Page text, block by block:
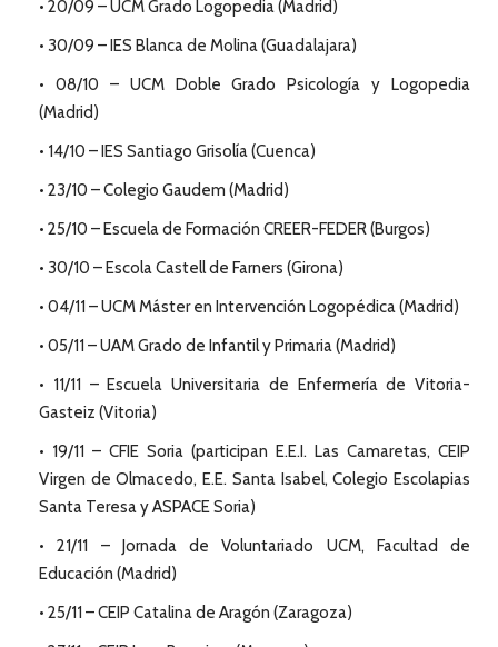
• 20/09 – UCM Grado Logopedia (Madrid)
• 30/09 – IES Blanca de Molina (Guadalajara)
• 08/10 – UCM Doble Grado Psicología y Logopedia
(Madrid)
• 14/10 – IES Santiago Grisolía (Cuenca)
• 23/10 – Colegio Gaudem (Madrid)
• 25/10 – Escuela de Formación CREER-FEDER (Burgos)
• 30/10 – Escola Castell de Farners (Girona)
• 04/11 – UCM Máster en Intervención Logopédica (Madrid)
• 05/11 – UAM Grado de Infantil y Primaria (Madrid)
• 11/11 – Escuela Universitaria de Enfermería de Vitoria-
Gasteiz (Vitoria)
• 19/11 – CFIE Soria (participan E.E.I. Las Camaretas, CEIP
Virgen de Olmacedo, E.E. Santa Isabel, Colegio Escolapias
Santa Teresa y ASPACE Soria)
• 21/11 – Jornada de Voluntariado UCM, Facultad de
Educación (Madrid)
• 25/11 – CEIP Catalina de Aragón (Zaragoza)